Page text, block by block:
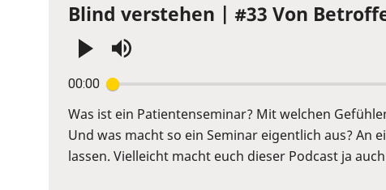
Blind verstehen | #33 Von
00:00
Enter
or
Space
to
Was ist ein Patientenseminar? Mit welchen
Und was macht so ein Seminar eigentlich aus?
lassen. Vielleicht macht euch dieser Podcast ja